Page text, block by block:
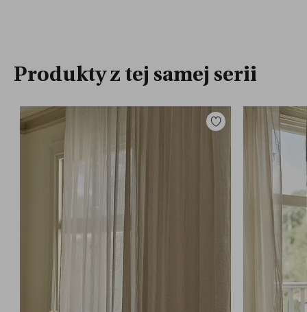
Produkty z tej samej serii
Dodaj
ulubionych